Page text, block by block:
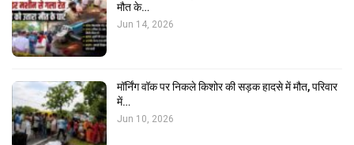
मौत के…
Jun 14, 2026
मॉर्निंग वॉक पर निकले किशोर की सड़क हादसे में मौत, परिवार
में…
Jun 10, 2026